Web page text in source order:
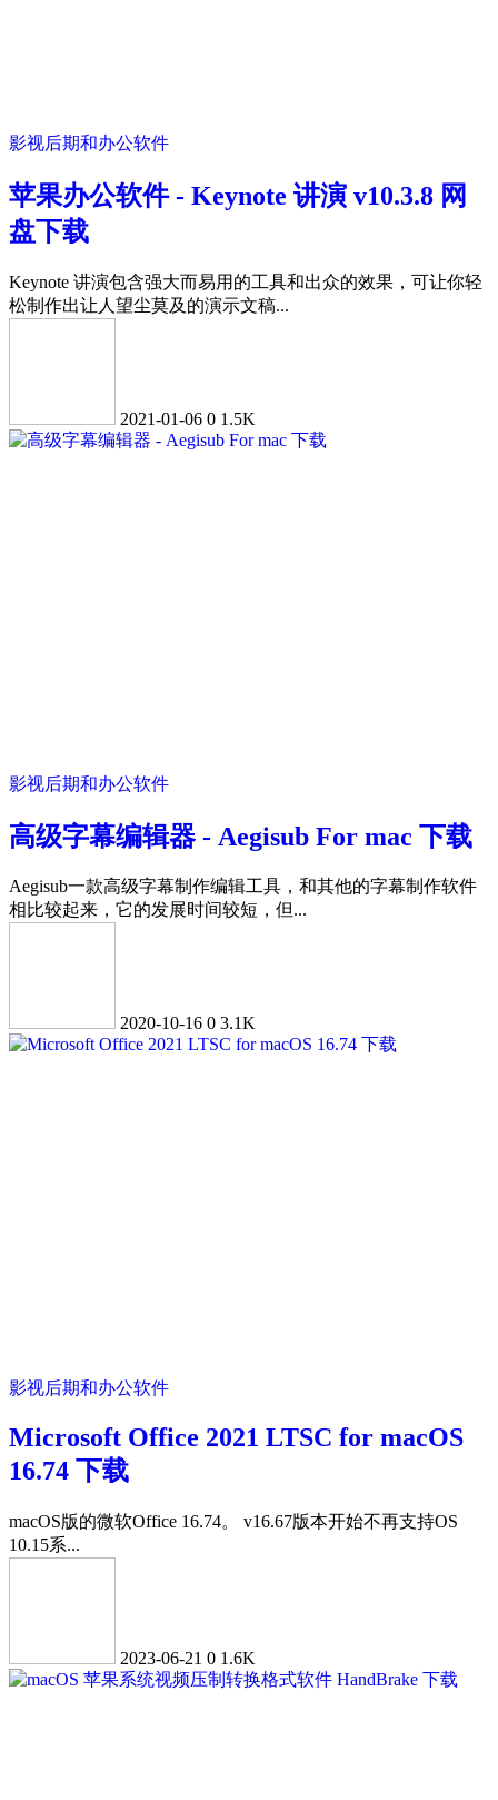
影视后期和办公软件
苹果办公软件 - Keynote 讲演 v10.3.8 网
盘下载
Keynote 讲演包含强大而易用的工具和出众的效果，可让你轻
松制作出让人望尘莫及的演示文稿...
2021-01-06 0 1.5K
影视后期和办公软件
高级字幕编辑器 - Aegisub For mac 下载
Aegisub一款高级字幕制作编辑工具，和其他的字幕制作软件
相比较起来，它的发展时间较短，但...
2020-10-16 0 3.1K
影视后期和办公软件
Microsoft Office 2021 LTSC for macOS
16.74 下载
macOS版的微软Office 16.74。 v16.67版本开始不再支持OS
10.15系...
2023-06-21 0 1.6K